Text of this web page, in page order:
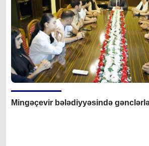
Mingəçevir bələdiyyəsində